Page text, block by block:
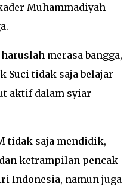
Muhammadiyah
haruslah merasa bangga,
Suci tidak saja belajar
aktif dalam syiar
tidak saja mendidik,
ketrampilan pencak
Indonesia, namun juga